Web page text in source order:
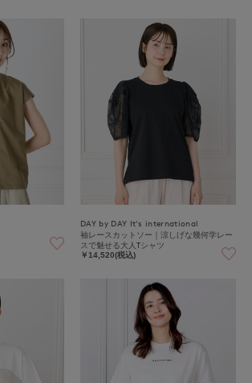
DAY by DAY It's international
袖レースカットソー｜涼しげな幾何学レー
スで魅せる大人Tシャツ
￥14,520(税込)